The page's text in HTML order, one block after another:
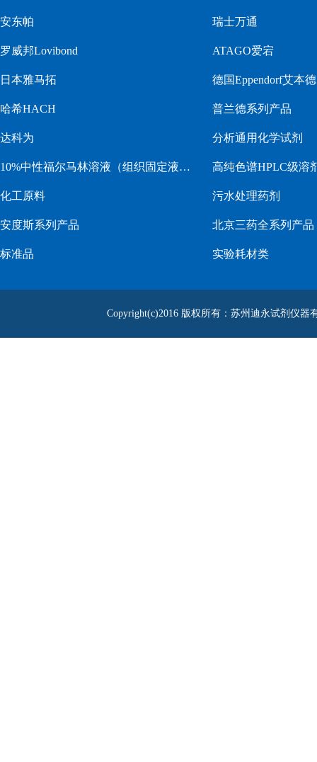
安东帕 瑞士万通
罗威邦Lovibond ATAGO爱宕
日本雅马拓 德国Eppendorf艾本德
哈希HACH 普兰德系列产品
达科为 分析通用化学试剂
10%中性福尔马林溶液（组织固定液… 高纯色谱HPLC级溶
化工原料 污水处理药剂
安度斯系列产品 北京三药全系列产品
标准品 实验耗材类
Copyright(c)2016 版权所有：苏州迪永试剂仪器